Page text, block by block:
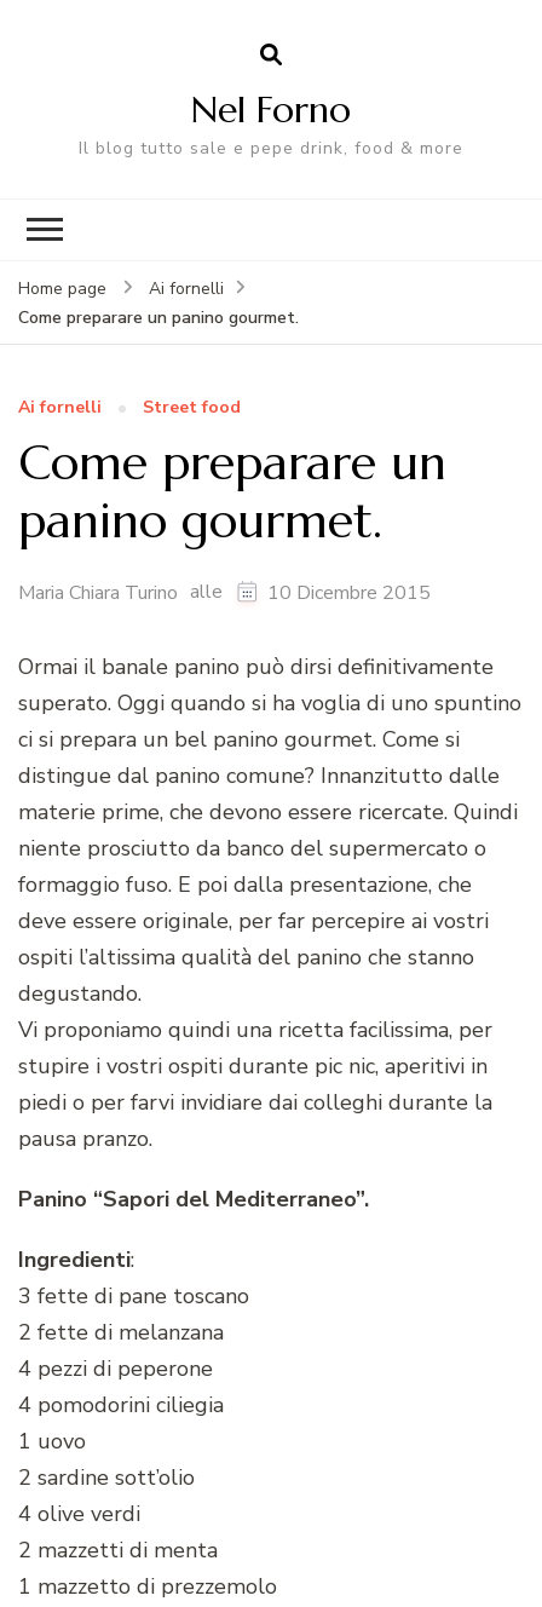
Nel Forno
Il blog tutto sale e pepe drink, food & more
Home page
Ai fornelli
Come preparare un panino gourmet.
Ai fornelli Street food
Come preparare un
panino gourmet.
Maria Chiara Turino alle 10 Dicembre 2015
Ormai il banale panino può dirsi definitivamente
superato. Oggi quando si ha voglia di uno spuntino
ci si prepara un bel panino gourmet. Come si
distingue dal panino comune? Innanzitutto dalle
materie prime, che devono essere ricercate. Quindi
niente prosciutto da banco del supermercato o
formaggio fuso. E poi dalla presentazione, che
deve essere originale, per far percepire ai vostri
ospiti l’altissima qualità del panino che stanno
degustando.
Vi proponiamo quindi una ricetta facilissima, per
stupire i vostri ospiti durante pic nic, aperitivi in
piedi o per farvi invidiare dai colleghi durante la
pausa pranzo.
Panino “Sapori del Mediterraneo”.
Ingredienti:
3 fette di pane toscano
2 fette di melanzana
4 pezzi di peperone
4 pomodorini ciliegia
1 uovo
2 sardine sott’olio
4 olive verdi
2 mazzetti di menta
1 mazzetto di prezzemolo